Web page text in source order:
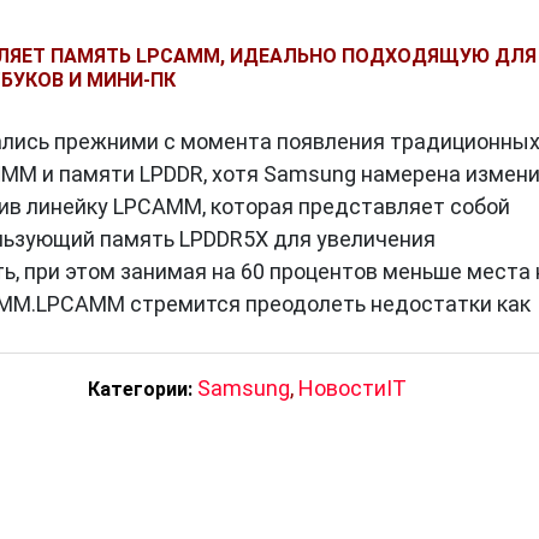
при чтении и записи данных. Это делает эту
в мобильных устройствах, где
важно.
обеспечивает возможность хранения большего
пространстве. Это особенно важно в условиях
и планшетах.
технике записи и чтения данных, LPCAMM
Это означает, что устройства, использующие эту
чем устройства с традиционной памятью.
: Несмотря на низкое энергопотребление, LPCAMM
передачи данных. Это открывает новые
ПАМЯТЬ LPCAMM, ИДЕАЛЬНО ПОДХОДЯЩУЮ ДЛЯ
И МИНИ-ПК
прежними с момента появления традиционных
и памяти LPDDR, хотя Samsung намерена
линейку LPCAMM, которая представляет собой
память LPDDR5X для увеличения
при этом занимая на 60 процентов меньше места
стремится преодолеть недостатки как
Категории: Samsung, НовостиIT